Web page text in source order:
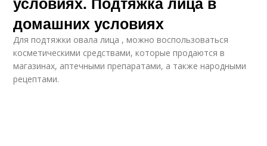
домашних условиях
Для подтяжки овала лица , можно воспользоваться
косметическими средствами, которые продаются в
магазинах, аптечными препаратами, а также народными
рецептами.